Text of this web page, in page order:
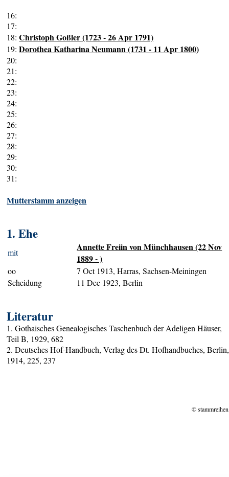
16:
17:
18:Christoph Goßler (1723 - 26 Apr 1791)
19:Dorothea Katharina Neumann (1731 - 11 Apr 1800)
20:
21:
22:
23:
24:
25:
26:
27:
28:
29:
30:
31:
Mutterstamm anzeigen
1. Ehe
mit
Annette Freiin von Münchhausen (22 Nov
1889 - )
oo
7 Oct 1913, Harras, Sachsen-Meiningen
Scheidung
11 Dec 1923, Berlin
Literatur
1. Gothaisches Genealogisches Taschenbuch der Adeligen Häuser,
Teil B, 1929, 682
2. Deutsches Hof-Handbuch, Verlag des Dt. Hofhandbuches, Berlin,
1914, 225, 237
©